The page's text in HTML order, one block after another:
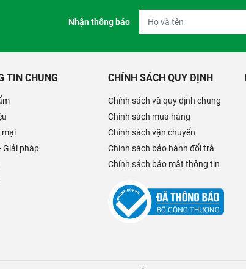
Nhận thông báo
TIN CHUNG
mại
Giải pháp
CHÍNH SÁCH QUY ĐỊNH
Chính sách và quy định chung
Chính sách mua hàng
Chính sách vận chuyển
Chính sách bảo hành đổi trả
Chính sách bảo mật thông tin